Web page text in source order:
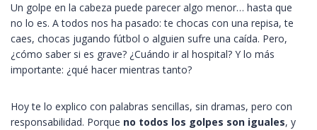
Un golpe en la cabeza puede parecer algo menor… hasta que
no lo es. A todos nos ha pasado: te chocas con una repisa, te
caes, chocas jugando fútbol o alguien sufre una caída. Pero,
¿cómo saber si es grave? ¿Cuándo ir al hospital? Y lo más
importante: ¿qué hacer mientras tanto?
Hoy te lo explico con palabras sencillas, sin dramas, pero con
responsabilidad. Porque no todos los golpes son iguales, y